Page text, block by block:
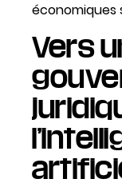
économiques
Vers